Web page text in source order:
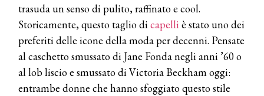
trasuda un senso di pulito, raffinato e cool.
Storicamente, questo taglio dicapelli è stato uno dei
preferiti delle icone della moda per decenni. Pensate
al caschetto smussato di Jane Fonda negli anni ’60 o
al lob liscio e smussato di Victoria Beckham oggi:
entrambe donne che hanno sfoggiato questo stile